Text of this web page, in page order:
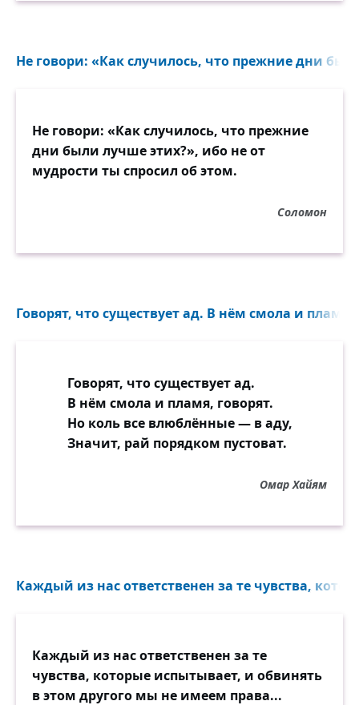
Не говори: «Как случилось, что прежние дни
Не говори: «Как случилось, что прежние
дни были лучше этих?», ибо не от
мудрости ты спросил об этом.
Соломон
Говорят, что существует ад. В нём смола и пламя,
Говорят, что существует ад.
В нём смола и пламя, говорят.
Но коль все влюблённые — в аду,
Значит, рай порядком пустоват.
Омар Хайям
Каждый из нас ответственен за те чувства,
Каждый из нас ответственен за те
чувства, которые испытывает, и обвинять
в этом другого мы не имеем права...